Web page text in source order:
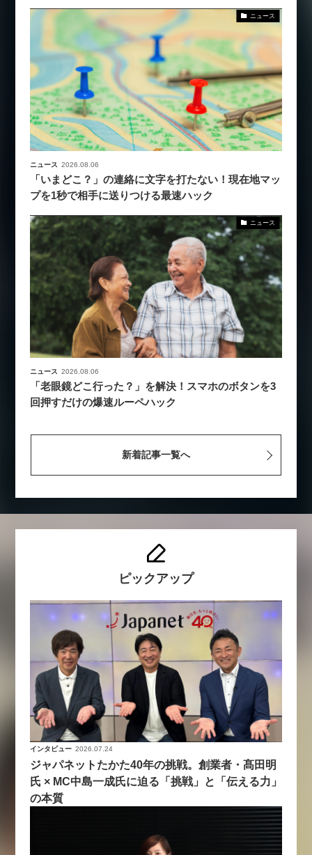
ニュース
ニュース 2026.08.06
「いまどこ？」の連絡に文字を打たない！現在地マッ
プを1秒で相手に送りつける最速ハック
ニュース
ニュース 2026.08.06
「老眼鏡どこ行った？」を解決！スマホのボタンを3
回押すだけの爆速ルーペハック
新着記事一覧へ
ピックアップ
インタビュー 2026.07.24
ジャパネットたかた40年の挑戦。創業者・髙田明
氏 × MC中島一成氏に迫る「挑戦」と「伝える力」
の本質